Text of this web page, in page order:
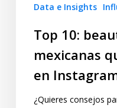
Data e Insights
Top 10:
mexicanas
en
¿Quieres consejos